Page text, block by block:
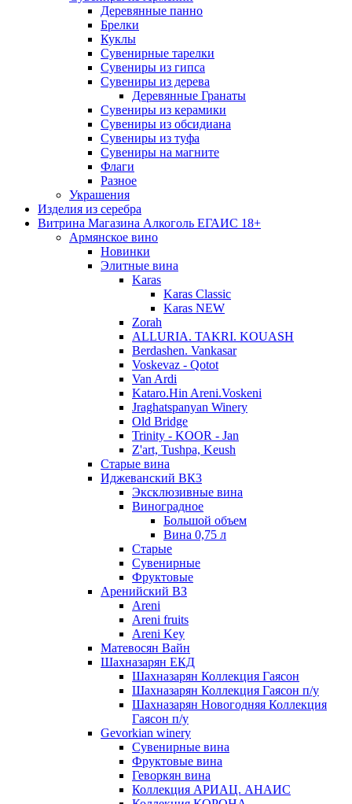
Деревянные панно
Брелки
Куклы
Сувенирные тарелки
Сувениры из гипса
Сувениры из дерева
Деревянные Гранаты
Сувениры из керамики
Сувениры из обсидиана
Сувениры из туфа
Сувениры на магните
Флаги
Разное
Украшения
Изделия из серебра
Витрина Магазина Алкоголь ЕГАИС 18+
Армянское вино
Новинки
Элитные вина
Karas
Karas Classic
Karas NEW
Zorah
ALLURIA. TAKRI. KOUASH
Berdashen. Vankasar
Voskevaz - Qotot
Van Ardi
Kataro.Hin Areni.Voskeni
Jraghatspanyan Winery
Old Bridge
Trinity - KOOR - Jan
Z'art, Tushpa, Keush
Старые вина
Иджеванский ВК3
Эксклюзивные вина
Виноградное
Большой объем
Вина 0,75 л
Старые
Сувенирные
Фруктовые
Аренийский ВЗ
Areni
Areni fruits
Areni Key
Матевосян Вайн
Шахназарян ЕКД
Шахназарян Коллекция Гаясон
Шахназарян Коллекция Гаясон п/у
Шахназарян Новогодняя Коллекция
Гаясон п/у
Gevorkian winery
Сувенирные вина
Фруктовые вина
Геворкян вина
Коллекция АРИАЦ. АНАИС